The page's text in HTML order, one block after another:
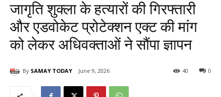
जागृति शुक्ला के हत्यारों की गिरफ्तारी
और एडवोकेट प्रोटेक्शन एक्ट की मांग
को लेकर अधिवक्ताओं ने सौंपा ज्ञापन
By SAMAY TODAY June 9, 2026 0
40